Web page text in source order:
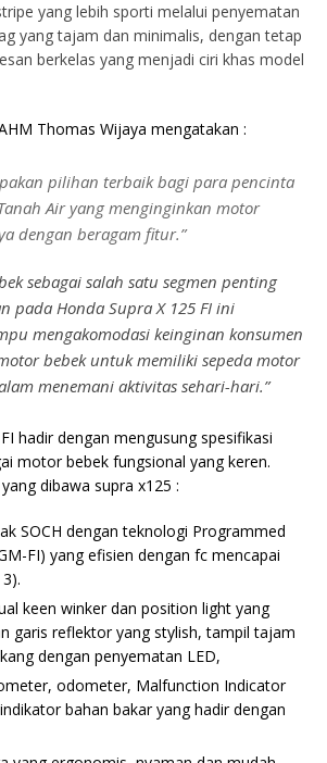
yang lebih sporti melalui penyematan
yang tajam dan minimalis, dengan tetap
berkelas yang menjadi ciri khas model
Thomas Wijaya mengatakan :
pilihan terbaik bagi para pencinta
Air yang menginginkan motor
dengan beragam fitur.”
sebagai salah satu segmen penting
pada Honda Supra X 125 FI ini
mengakomodasi keinginan konsumen
bebek untuk memiliki sepeda motor
menemani aktivitas sehari-hari.”
hadir dengan mengusung spesifikasi
motor bebek fungsional yang keren.
dibawa supra x125 :
SOCH dengan teknologi Programmed
FI) yang efisien dengan fc mencapai
keen winker dan position light yang
garis reflektor yang stylish, tampil tajam
dengan penyematan LED,
odometer, Malfunction Indicator
bahan bakar yang hadir dengan